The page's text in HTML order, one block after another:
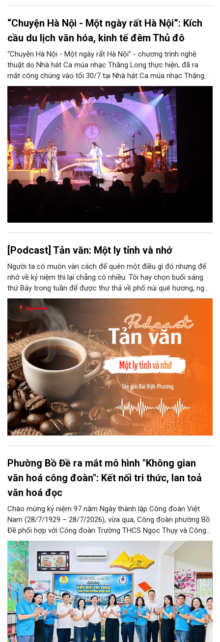
“Chuyện Hà Nội - Một ngày rất Hà Nội”: Kích
cầu du lịch văn hóa, kinh tế đêm Thủ đô
“Chuyện Hà Nội - Một ngày rất Hà Nội” - chương trình nghệ
thuật do Nhà hát Ca múa nhạc Thăng Long thực hiện, đã ra
mắt công chúng vào tối 30/7 tại Nhà hát Ca múa nhạc Thăng
Long (số 31 - 33 phố Lương Văn Can, phường Hoàn Kiếm).
[Podcast] Tản văn: Một ly tỉnh và nhớ
Người ta có muôn vàn cách để quên một điều gì đó nhưng để
nhớ về kỷ niệm thì lại chẳng có nhiều. Tôi hay chọn buổi sáng
thứ Bảy trong tuần để được thư thả về phố núi quê hương, ngồi
đợi giọt đắng của đất đai, mưa nắng điểm từng nhịp xuống
chiếc ly sứ như đợi thời gian mở cánh cửa diệu kì của mình.
Phường Bồ Đề ra mắt mô hình "Không gian
văn hoá công đoàn": Kết nối tri thức, lan toả
văn hoá đọc
Chào mừng kỷ niệm 97 năm Ngày thành lập Công đoàn Việt
Nam (28/7/1929 – 28/7/2026), vừa qua, Công đoàn phường Bồ
Đề phối hợp với Công đoàn Trường THCS Ngọc Thụy và Công
đoàn Trường Tiểu học Ái Mộ B tổ chức Lễ ra mắt Mô hình
“Không gian văn hóa công đoàn”.